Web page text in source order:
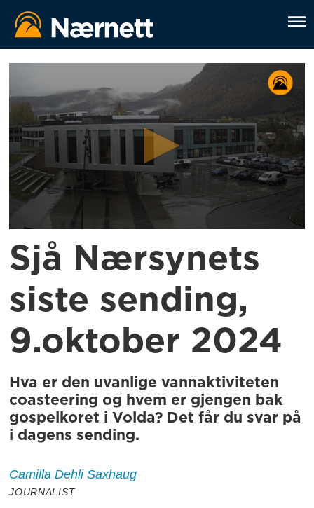
Sjå Nærsynets
siste sending,
9.oktober 2024
Hva er den uvanlige vannaktiviteten
coasteering og hvem er gjengen bak
gospelkoret i Volda? Det får du svar på
i dagens sending.
Camilla Dehli Saxhaug
JOURNALIST